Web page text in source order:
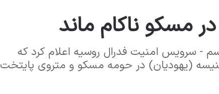
مسکو ناکام ماند
- سرویس امنیت فدرال روسیه اعلام کرد که
(یهودیان) در حومه مسکو و متروی پایتخت